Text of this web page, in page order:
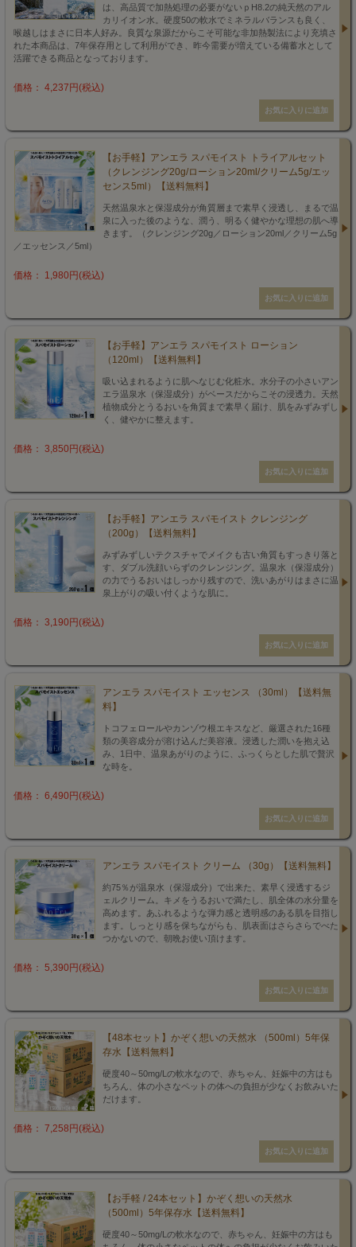
は、高品質で加熱処理の必要がないｐH8.2の純天然のアル
カリイオン水。硬度50の軟水でミネラルバランスも良く、
喉越しはまさに日本人好み。良質な泉源だからこそ可能な非加熱製法により充填さ
れた本商品は、7年保存用として利用ができ、昨今需要が増えている備蓄水として
活躍できる商品となっております。
価格： 4,237円(税込)
【お手軽】アンエラ スパモイスト トライアルセット
（クレンジング20g/ローション20ml/クリーム5g/エッ
センス5ml）【送料無料】
天然温泉水と保湿成分が角質層まで素早く浸透し、まるで温
泉に入った後のような、潤う、明るく健やかな理想の肌へ導
きます。（クレンジング20g／ローション20ml／クリーム5g
／エッセンス／5ml）
価格： 1,980円(税込)
【お手軽】アンエラ スパモイスト ローション
（120ml）【送料無料】
吸い込まれるように肌へなじむ化粧水。水分子の小さいアン
エラ温泉水（保湿成分）がベースだからこその浸透力。天然
植物成分とうるおいを角質まで素早く届け、肌をみずみずし
く、健やかに整えます。
価格： 3,850円(税込)
【お手軽】アンエラ スパモイスト クレンジング
（200g）【送料無料】
みずみずしいテクスチャでメイクも古い角質もすっきり落と
す、ダブル洗顔いらずのクレンジング。温泉水（保湿成分）
の力でうるおいはしっかり残すので、洗いあがりはまさに温
泉上がりの吸い付くような肌に。
価格： 3,190円(税込)
アンエラ スパモイスト エッセンス （30ml）【送料無
料】
トコフェロールやカンゾウ根エキスなど、厳選された16種
類の美容成分が溶け込んだ美容液。浸透した潤いを抱え込
み、1日中、温泉あがりのように、ふっくらとした肌で贅沢
な時を。
価格： 6,490円(税込)
アンエラ スパモイスト クリーム （30g）【送料無料】
約75％が温泉水（保湿成分）で出来た、素早く浸透するジ
ェルクリーム。キメをうるおいで満たし、肌全体の水分量を
高めます。あふれるような弾力感と透明感のある肌を目指し
ます。しっとり感を保ちながらも、肌表面はさらさらでべた
つかないので、朝晩お使い頂けます。
価格： 5,390円(税込)
【48本セット】かぞく想いの天然水 （500ml）5年保
存水【送料無料】
硬度40～50mg/Lの軟水なので、赤ちゃん、妊娠中の方はも
ちろん、体の小さなペットの体への負担が少なくお飲みいた
だけます。
価格： 7,258円(税込)
【お手軽 / 24本セット】かぞく想いの天然水
（500ml）5年保存水【送料無料】
硬度40～50mg/Lの軟水なので、赤ちゃん、妊娠中の方はも